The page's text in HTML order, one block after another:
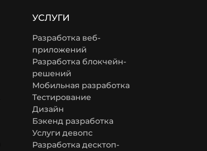
УСЛУГИ
Разработка веб-
приложений
Разработка блокчейн-
решений
Мобильная разработка
Тестирование
Дизайн
Бэкенд разработка
Услуги девопс
Разработка десктоп-